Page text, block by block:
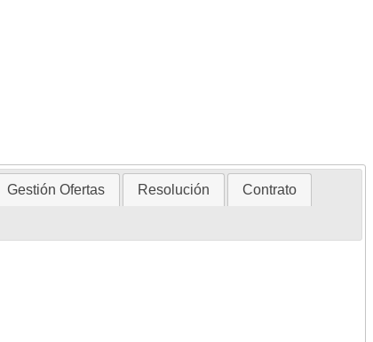
Gestión Ofertas Resolución Contrato